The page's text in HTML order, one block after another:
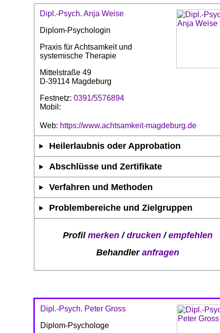
Dipl.-Psych. Anja Weise
Diplom-Psychologin
Praxis für Achtsamkeit und
systemische Therapie
Mittelstraße 49
D-39114 Magdeburg
Festnetz: 0391/5576894
Mobil:
Web: https://www.achtsamkeit-magdeburg.de
Heilerlaubnis oder Approbation
Abschlüsse und Zertifikate
Verfahren und Methoden
Problembereiche und Zielgruppen
Profil merken/drucken/empfehlen
Behandler anfragen
Dipl.-Psych. Peter Gross
Diplom-Psychologe